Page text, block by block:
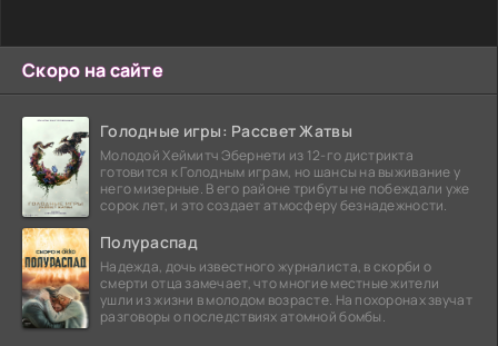
Скоро на сайте
Голодные игры: Рассвет Жатвы
Молодой Хеймитч Эбернети из 12-го дистрикта
готовится к Голодным играм, но шансы на выживание у
него мизерные. В его районе трибуты не побеждали уже
сорок лет, и это создает атмосферу безнадежности.
Полураспад
Надежда, дочь известного журналиста, в скорби о
смерти отца замечает, что многие местные жители
ушли из жизни в молодом возрасте. На похоронах звучат
разговоры о последствиях атомной бомбы.